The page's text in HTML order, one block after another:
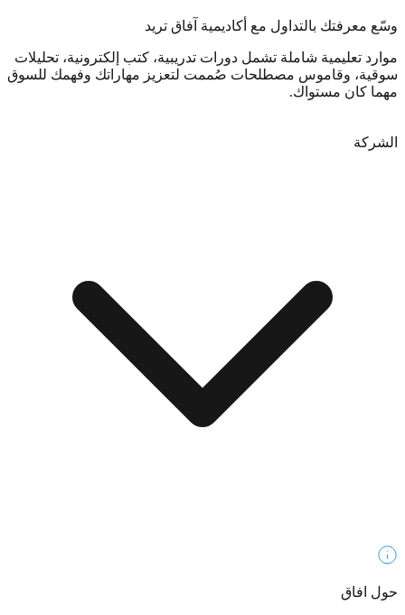
وسّع معرفتك بالتداول مع أكاديمية آفاق تريد
موارد تعليمية شاملة تشمل دورات تدريبية، كتب إلكترونية، تحليلات
سوقية، وقاموس مصطلحات صُممت لتعزيز مهاراتك وفهمك للسوق
مهما كان مستواك.
الشركة
حول افاق